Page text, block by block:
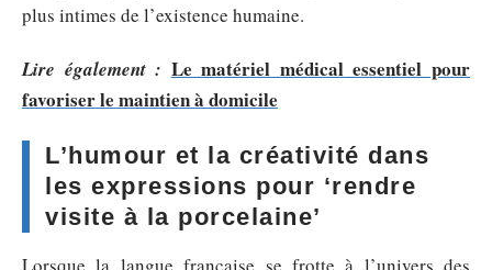
plus intimes de l’existence humaine.
Lire également : Le matériel médical essentiel pour
favoriser le maintien à domicile
L’humour et la créativité dans
les expressions pour ‘rendre
visite à la porcelaine’